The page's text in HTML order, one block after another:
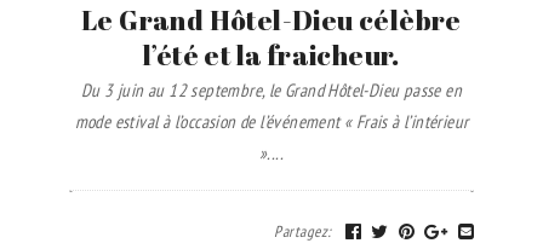
Le Grand Hôtel-Dieu célèbre
l’été et la fraicheur.
Du 3 juin au 12 septembre, le Grand Hôtel-Dieu passe en
mode estival à l’occasion de l’événement « Frais à l’intérieur
»....
Partagez: